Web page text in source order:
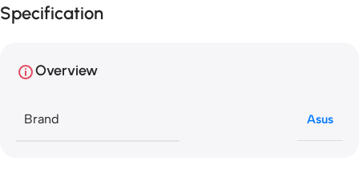
Specification
Overview
Brand Asus